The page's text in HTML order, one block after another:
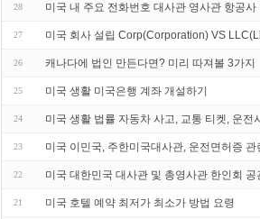
28 미국 내 주요 전화번호 대사관 영사관 항공사
27 미국 회사 설립 Corp(Corporation) VS
26 캐나다에 법인 만든다면? 미리 따져볼 3가지
25 미국 생활 미국은행 계좌 개설하기
24 미국 생활 법률 자동차 사고, 교통 티켓, 운전
23 미국 이민국, 주한미국대사관, 운전면허증
22 미국 대한민국 대사관 및 총영사관 한인회
21 미국 호텔 예약 최저가 최소가 방법 요령